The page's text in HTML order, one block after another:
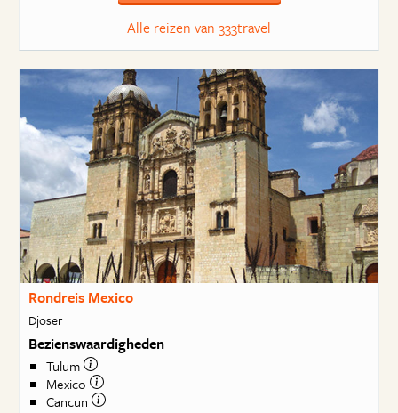
Alle reizen van 333travel
Rondreis Mexico
Djoser
Bezienswaardigheden
Tulum
Mexico
Cancun